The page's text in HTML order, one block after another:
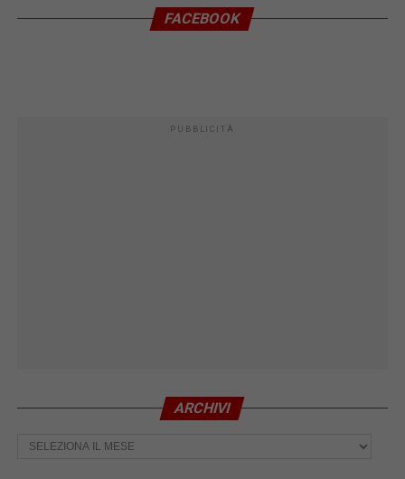
FACEBOOK
PUBBLICITÀ
ARCHIVI
Archivi